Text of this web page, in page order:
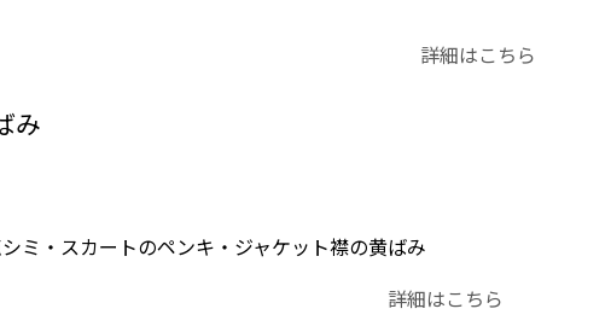
詳細はこちら
み
ミ・スカートのペンキ・ジャケット襟の黄ばみ
詳細はこちら